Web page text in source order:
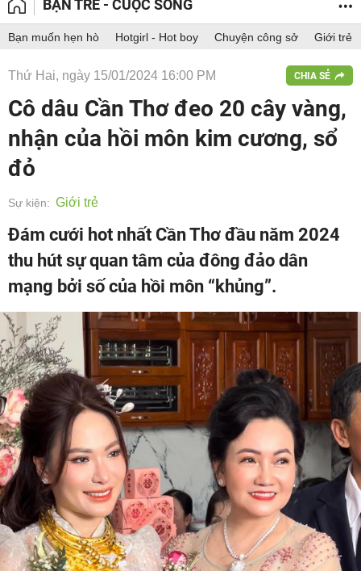
BẠN TRẺ - CUỘC SỐNG
Bạn muốn hẹn hò Hotgirl - Hot boy Chuyện công sở Giới trẻ
Thứ Hai, ngày 15/01/2024 16:00 PM CHIA SẺ
Cô dâu Cần Thơ đeo 20 cây vàng,
nhận của hồi môn kim cương, sổ
đỏ
Sự kiện: Giới trẻ
Đám cưới hot nhất Cần Thơ đầu năm 2024
thu hút sự quan tâm của đông đảo dân
mạng bởi số của hồi môn “khủng”.